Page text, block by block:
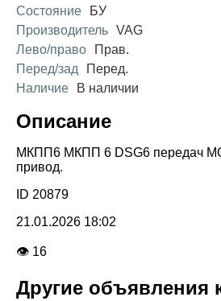
Состояние
БУ
Производитель VAG
Лево/право
Прав.
Перед/зад
Перед.
Наличие
В наличии
Описание
МКПП6 МКПП 6 DSG6 передач
привод.
ID 20879
21.01.2026 18:02
👁 16
Другие объявления